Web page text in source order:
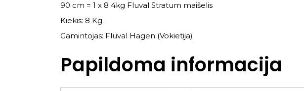
90 cm = 1 x 8 4kg Fluval Stratum maišelis
Kiekis: 8 Kg.
Gamintojas: Fluval Hagen (Vokietija)
Papildoma informacija